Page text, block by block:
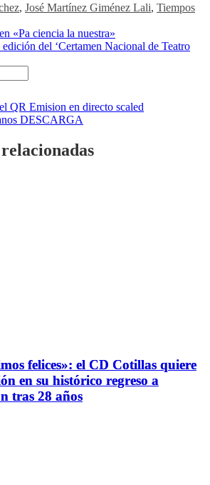
, José Martínez Giménez Lali, Tiempos
entradas
«Pa ciencia la nuestra»
del ‘Certamen Nacional de Teatro
felices»: el CD Cotillas quiere
en su histórico regreso a
tras 28 años